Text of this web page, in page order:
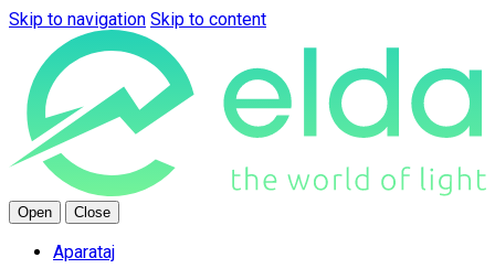
Skip to navigation Skip to content
Open Close
Aparataj